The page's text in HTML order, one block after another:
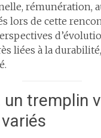
rémunération,
lors de cette
liées à la
un tremplin